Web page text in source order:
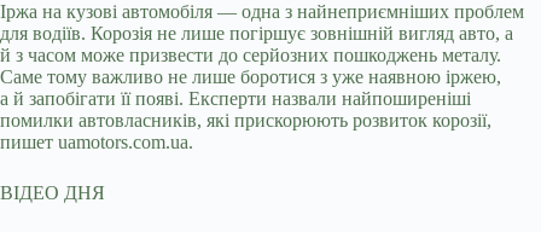
Іржа на кузові автомобіля — одна з найнеприємніших проблем
для водіїв. Корозія не лише погіршує зовнішній вигляд авто, а
й з часом може призвести до серйозних пошкоджень металу.
Саме тому важливо не лише боротися з уже наявною іржею,
а й запобігати її появі. Експерти назвали найпоширеніші
помилки автовласників, які прискорюють розвиток корозії,
пишет uamotors.com.ua.
ВІДЕО ДНЯ